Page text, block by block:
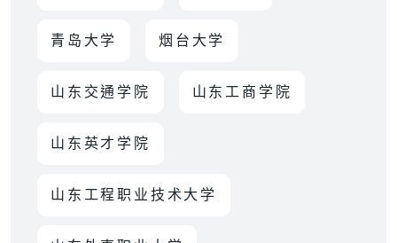
青岛大学 烟台大学
山东交通学院 山东工商学院
山东英才学院
山东工程职业技术大学